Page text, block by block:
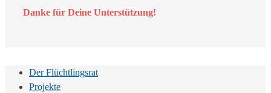
Danke für Deine Unterstützung!
Der Flüchtlingsrat
Projekte